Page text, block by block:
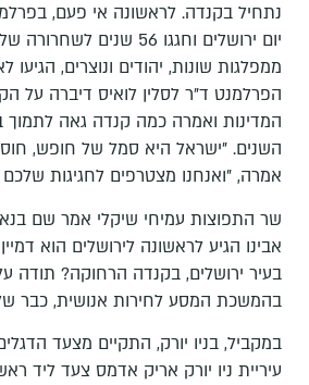
נתחיל בקנדה. לראשונה אי פעם,
יום ירושלים וחגגו 56
ממפלגות שונות, יהודים ונוצרים, הגיעו
הפרלמנט ד"ר לסלין לואיס דיברה על
המדינות ואמרה כמה קנדה גאה לתמוך
השנים. "ישראל היא סמל של חופש, חוסן
אמרה, "ואנחנו מצטרפים לחגיגות
שר התפוצות עמיחי שיקלי אמר שם
אבינו הגיע לראשונה לירושלים הוא
בעיר ירושלים, בקנדה הרחוקה? תודה
בהמשכת המסע לחירות אנושית, כבר
במקביל, בניו יורק, התקיים מצעד
עיריית ניו יורק אריק אדמס צעד ליד